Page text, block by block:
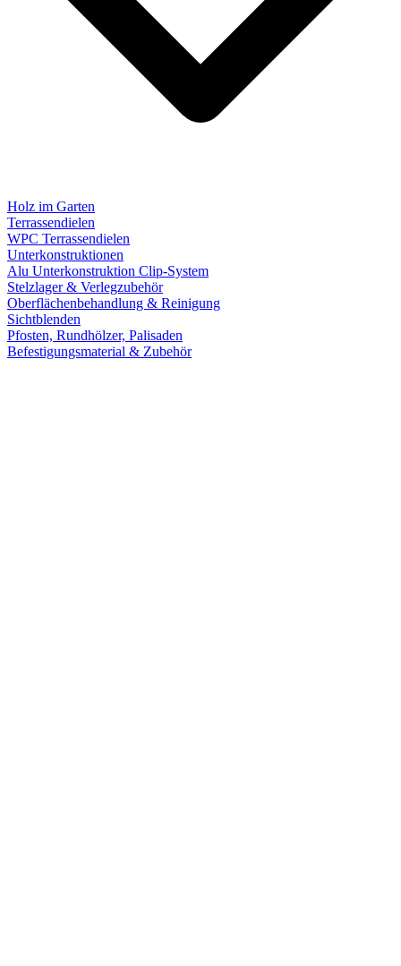
Holz im Garten
Terrassendielen
WPC Terrassendielen
Unterkonstruktionen
Alu Unterkonstruktion Clip-System
Stelzlager & Verlegzubehör
Oberflächenbehandlung & Reinigung
Sichtblenden
Pfosten, Rundhölzer, Palisaden
Befestigungsmaterial & Zubehör